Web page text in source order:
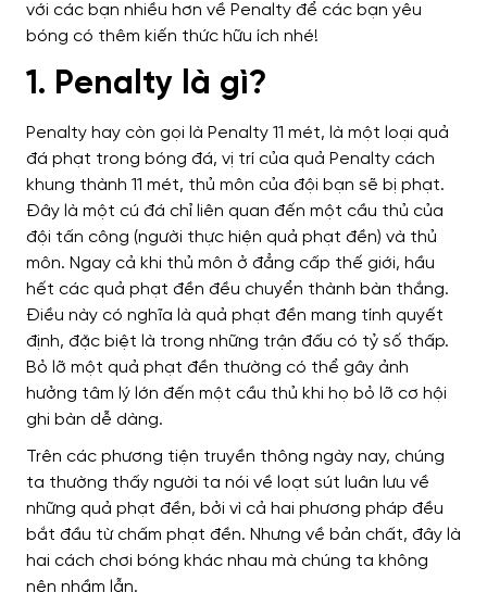
với các bạn nhiều hơn về Penalty để các bạn yêu
bóng có thêm kiến thức hữu ích nhé!
1. Penalty là gì?
Penalty hay còn gọi là Penalty 11 mét, là một loại quả
đá phạt trong bóng đá, vị trí của quả Penalty cách
khung thành 11 mét, thủ môn của đội bạn sẽ bị phạt.
Đây là một cú đá chỉ liên quan đến một cầu thủ của
đội tấn công (người thực hiện quả phạt đền) và thủ
môn. Ngay cả khi thủ môn ở đẳng cấp thế giới, hầu
hết các quả phạt đền đều chuyển thành bàn thắng.
Điều này có nghĩa là quả phạt đền mang tính quyết
định, đặc biệt là trong những trận đấu có tỷ số thấp.
Bỏ lỡ một quả phạt đền thường có thể gây ảnh
hưởng tâm lý lớn đến một cầu thủ khi họ bỏ lỡ cơ hội
ghi bàn dễ dàng.
Trên các phương tiện truyền thông ngày nay, chúng
ta thường thấy người ta nói về loạt sút luân lưu về
những quả phạt đền, bởi vì cả hai phương pháp đều
bắt đầu từ chấm phạt đền. Nhưng về bản chất, đây là
hai cách chơi bóng khác nhau mà chúng ta không
nên nhầm lẫn.